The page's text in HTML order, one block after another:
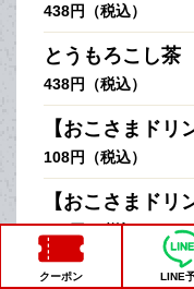
438円（税込）
とうもろこし茶
438円（税込）
【おこさまドリ
108円（税込）
【おこさまドリ
108円（税込）
【おこさまドリ
クーポン LINE